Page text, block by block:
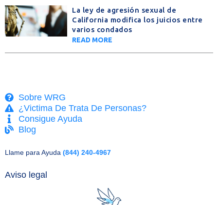
La ley de agresión sexual de
California modifica los juicios entre
varios condados
READ MORE
Sobre WRG
¿Victima De Trata De Personas?
Consigue Ayuda
Blog
Llame para Ayuda (844) 240-4967
Aviso legal